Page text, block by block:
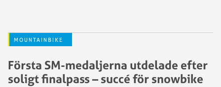
MOUNTAINBIKE
Första SM-medaljerna utdelade efter
soligt finalpass – succé för snowbike